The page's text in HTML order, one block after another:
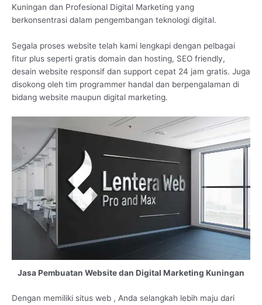
Kuningan dan Profesional Digital Marketing yang
berkonsentrasi dalam pengembangan teknologi digital.
Segala proses website telah kami lengkapi dengan pelbagai
fitur plus seperti gratis domain dan hosting, SEO friendly,
desain website responsif dan support cepat 24 jam gratis. Juga
disokong oleh tim programmer handal dan berpengalaman di
bidang website maupun digital marketing.
Jasa Pembuatan Website dan Digital Marketing Kuningan
Dengan memiliki situs web , Anda selangkah lebih maju dari